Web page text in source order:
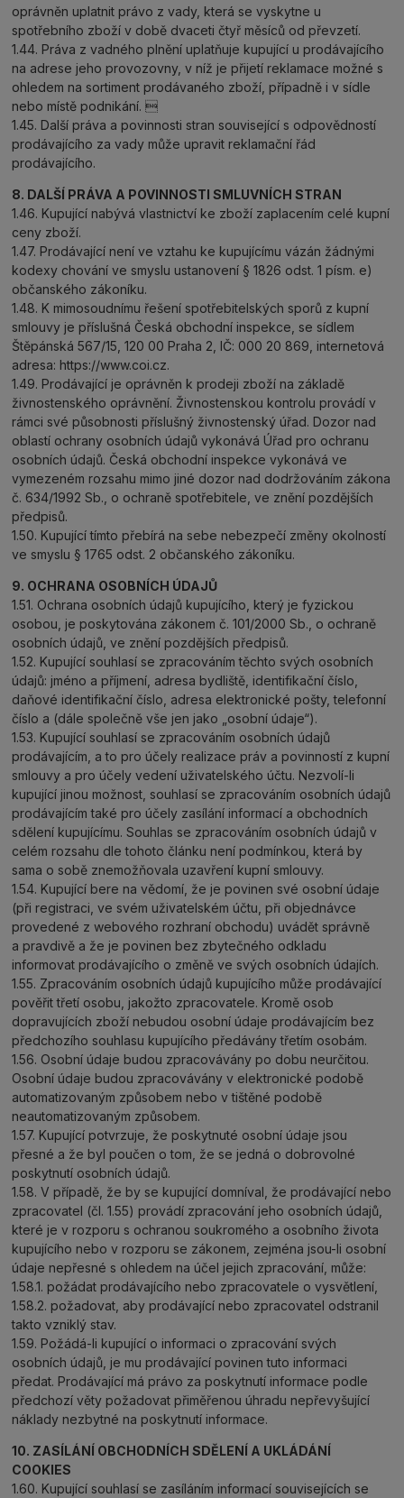
oprávněn uplatnit právo z vady, která se vyskytne u
spotřebního zboží v době dvaceti čtyř měsíců od převzetí.
1.44. Práva z vadného plnění uplatňuje kupující u prodávajícího
na adrese jeho provozovny, v níž je přijetí reklamace možné s
ohledem na sortiment prodávaného zboží, případně i v sídle
nebo místě podnikání. 
1.45. Další práva a povinnosti stran související s odpovědností
prodávajícího za vady může upravit reklamační řád
prodávajícího.
8. DALŠÍ PRÁVA A POVINNOSTI SMLUVNÍCH STRAN
1.46. Kupující nabývá vlastnictví ke zboží zaplacením celé kupní
ceny zboží.
1.47. Prodávající není ve vztahu ke kupujícímu vázán žádnými
kodexy chování ve smyslu ustanovení § 1826 odst. 1 písm. e)
občanského zákoníku.
1.48. K mimosoudnímu řešení spotřebitelských sporů z kupní
smlouvy je příslušná Česká obchodní inspekce, se sídlem
Štěpánská 567/15, 120 00 Praha 2, IČ: 000 20 869, internetová
adresa: https://www.coi.cz.
1.49. Prodávající je oprávněn k prodeji zboží na základě
živnostenského oprávnění. Živnostenskou kontrolu provádí v
rámci své působnosti příslušný živnostenský úřad. Dozor nad
oblastí ochrany osobních údajů vykonává Úřad pro ochranu
osobních údajů. Česká obchodní inspekce vykonává ve
vymezeném rozsahu mimo jiné dozor nad dodržováním zákona
č. 634/1992 Sb., o ochraně spotřebitele, ve znění pozdějších
předpisů.
1.50. Kupující tímto přebírá na sebe nebezpečí změny okolností
ve smyslu § 1765 odst. 2 občanského zákoníku.
9. OCHRANA OSOBNÍCH ÚDAJŮ
1.51. Ochrana osobních údajů kupujícího, který je fyzickou
osobou, je poskytována zákonem č. 101/2000 Sb., o ochraně
osobních údajů, ve znění pozdějších předpisů.
1.52. Kupující souhlasí se zpracováním těchto svých osobních
údajů: jméno a příjmení, adresa bydliště, identifikační číslo,
daňové identifikační číslo, adresa elektronické pošty, telefonní
číslo a (dále společně vše jen jako „osobní údaje“).
1.53. Kupující souhlasí se zpracováním osobních údajů
prodávajícím, a to pro účely realizace práv a povinností z kupní
smlouvy a pro účely vedení uživatelského účtu. Nezvolí-li
kupující jinou možnost, souhlasí se zpracováním osobních údajů
prodávajícím také pro účely zasílání informací a obchodních
sdělení kupujícímu. Souhlas se zpracováním osobních údajů v
celém rozsahu dle tohoto článku není podmínkou, která by
sama o sobě znemožňovala uzavření kupní smlouvy.
1.54. Kupující bere na vědomí, že je povinen své osobní údaje
(při registraci, ve svém uživatelském účtu, při objednávce
provedené z webového rozhraní obchodu) uvádět správně
a pravdivě a že je povinen bez zbytečného odkladu
informovat prodávajícího o změně ve svých osobních údajích.
1.55. Zpracováním osobních údajů kupujícího může prodávající
pověřit třetí osobu, jakožto zpracovatele. Kromě osob
dopravujících zboží nebudou osobní údaje prodávajícím bez
předchozího souhlasu kupujícího předávány třetím osobám.
1.56. Osobní údaje budou zpracovávány po dobu neurčitou.
Osobní údaje budou zpracovávány v elektronické podobě
automatizovaným způsobem nebo v tištěné podobě
neautomatizovaným způsobem.
1.57. Kupující potvrzuje, že poskytnuté osobní údaje jsou
přesné a že byl poučen o tom, že se jedná o dobrovolné
poskytnutí osobních údajů.
1.58. V případě, že by se kupující domníval, že prodávající nebo
zpracovatel (čl. 1.55) provádí zpracování jeho osobních údajů,
které je v rozporu s ochranou soukromého a osobního života
kupujícího nebo v rozporu se zákonem, zejména jsou-li osobní
údaje nepřesné s ohledem na účel jejich zpracování, může:
1.58.1. požádat prodávajícího nebo zpracovatele o vysvětlení,
1.58.2. požadovat, aby prodávající nebo zpracovatel odstranil
takto vzniklý stav.
1.59. Požádá-li kupující o informaci o zpracování svých
osobních údajů, je mu prodávající povinen tuto informaci
předat. Prodávající má právo za poskytnutí informace podle
předchozí věty požadovat přiměřenou úhradu nepřevyšující
náklady nezbytné na poskytnutí informace.
10. ZASÍLÁNÍ OBCHODNÍCH SDĚLENÍ A UKLÁDÁNÍ
COOKIES
1.60. Kupující souhlasí se zasíláním informací souvisejících se